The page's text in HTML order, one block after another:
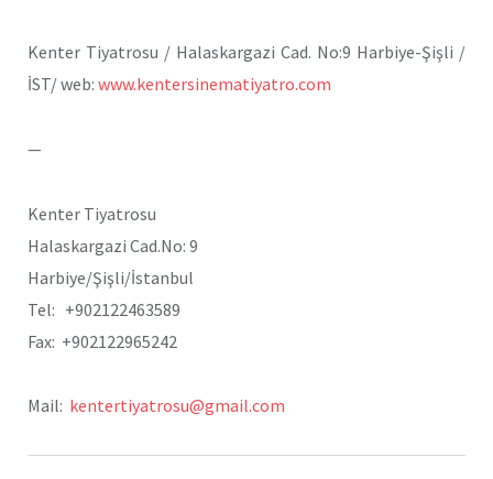
Kenter Tiyatrosu / Halaskargazi Cad. No:9 Harbiye-Şişli /
İST/ web: www.kentersinematiyatro.com
—
Kenter Tiyatrosu
Halaskargazi Cad.No: 9
Harbiye/Şişli/İstanbul
Tel: +902122463589
Fax: +902122965242
Mail: kentertiyatrosu@gmail.com